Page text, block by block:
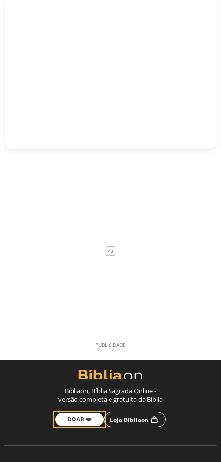
Bíbliaon, Bíblia Sagrada Online -
versão completa e gratuita da Bíblia
DOAR ❤️ Loja Bíbliaon